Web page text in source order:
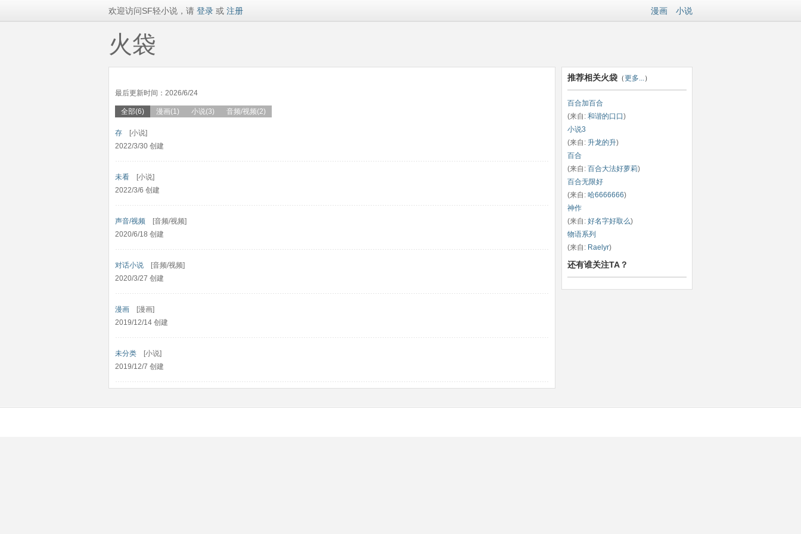
欢迎访问SF轻小说，请 登录 或 注册 漫画 小说
火袋
最后更新时间：2026/6/24
全部(6) 漫画(1) 小说(3) 音频/视频(2)
存 [小说]
2022/3/30 创建
未看 [小说]
2022/3/6 创建
声音/视频 [音频/视频]
2020/6/18 创建
对话小说 [音频/视频]
2020/3/27 创建
漫画 [漫画]
2019/12/14 创建
未分类 [小说]
2019/12/7 创建
推荐相关火袋 （更多...）
百合加百合
(来自: 和谐的口口)
小说3
(来自: 升龙的升)
百合
(来自: 百合大法好萝莉)
百合无限好
(来自: 哈6666666)
神作
(来自: 好名字好取么)
物语系列
(来自: Raelyr)
还有谁关注TA？